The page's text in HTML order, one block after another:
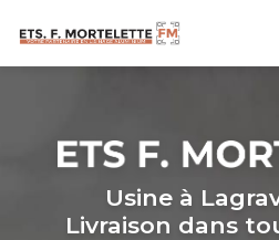
principal
Usine à
Livraison dans